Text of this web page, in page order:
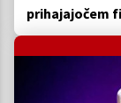
prihajajočem